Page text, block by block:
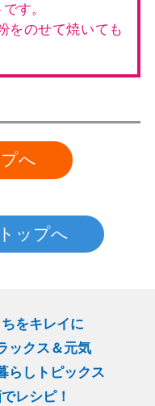
す。
をのせて焼いても
へ
ップへ
をキレイに
ックス＆元気
らしトピックス
レシピ！